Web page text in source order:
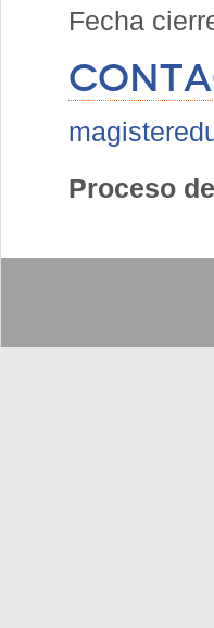
Fecha
Proceso